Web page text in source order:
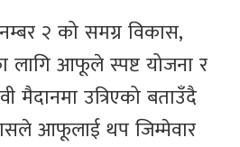
२ को समग्र विकास,
लागि आफूले स्पष्ट योजना र
मैदानमा उत्रिएको बताउँदै
आफूलाई थप जिम्मेवार